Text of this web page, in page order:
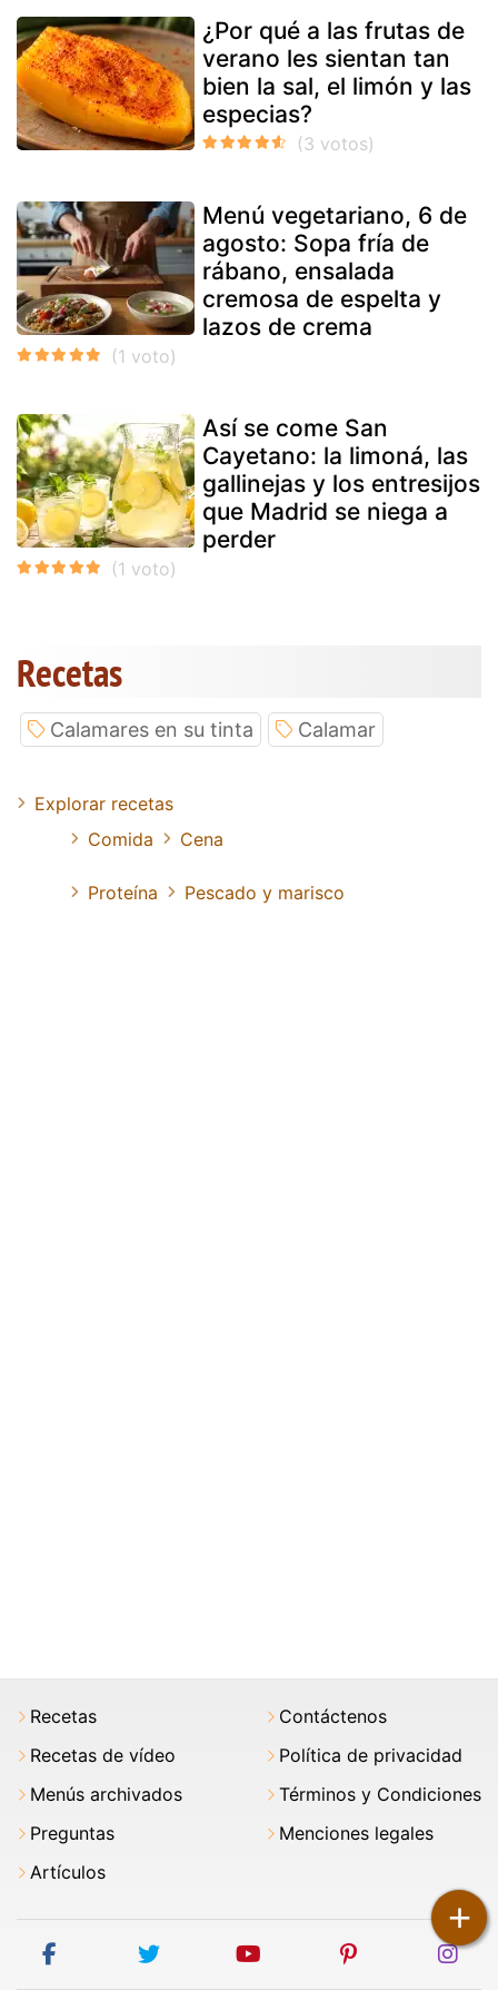
+
¿Por qué a las frutas de
verano les sientan tan
bien la sal, el limón y las
especias?
Menú vegetariano, 6 de
agosto: Sopa fría de
rábano, ensalada
cremosa de espelta y
lazos de crema
Así se come San
Cayetano: la limoná, las
gallinejas y los entresijos
que Madrid se niega a
perder
Recetas
Calamares en su tinta Calamar
Explorar recetas
Comida
Cena
Proteína Pescado y marisco
Recetas
Recetas de vídeo
Menús archivados
Preguntas
Artículos
Contáctenos
Política de privacidad
Términos y Condiciones
Menciones legales
facebook twitter youtube pinterest